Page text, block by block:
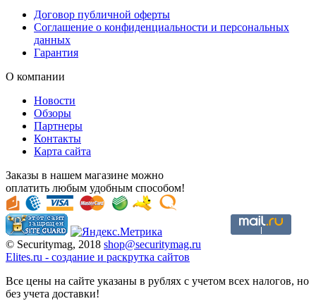
Договор публичной оферты
Соглашение о конфиденциальности и персональных
данных
Гарантия
О компании
Новости
Обзоры
Партнеры
Контакты
Карта сайта
Заказы в нашем магазине можно
оплатить любым удобным способом!
© Securitymag, 2018 shop@securitymag.ru
Elites.ru - cоздание и раскрутка сайтов
Все цены на сайте указаны в рублях с учетом всех налогов, но
без учета доставки!